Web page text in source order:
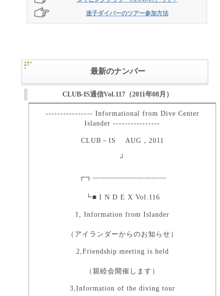
迷子ダイバーのツアー参加方法
最新のナンバー
CLUB-IS通信Vol.117（2011年08月）
---------------- Informational from Dive Center
Islander ----------------
CLUB－IS AUG，2011
┘
┏┓――――――――――
┗■ I N D E X Vol.116
1, Information from Islander
（アイランダーからのお知らせ）
2,Friendship meeting is held
（親睦会開催します）
3,Information of the diving tour